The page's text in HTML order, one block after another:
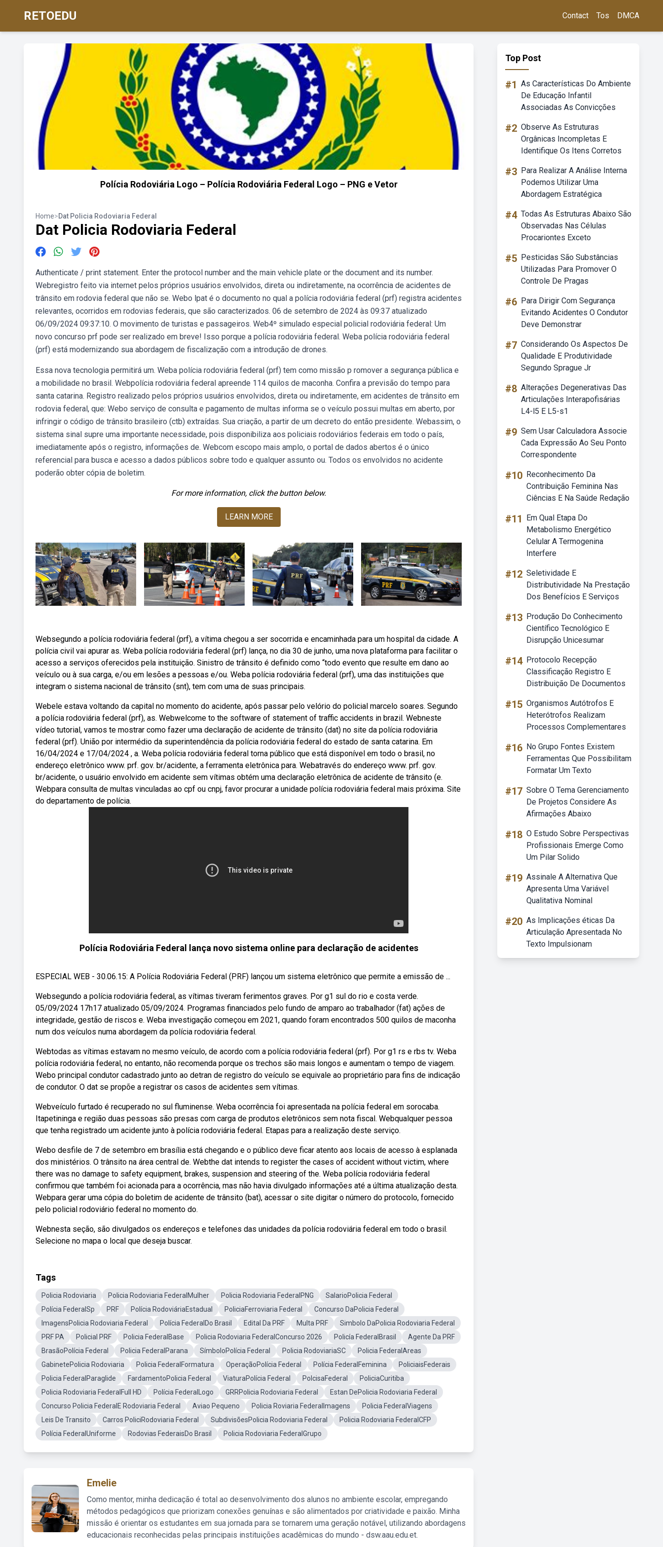
RETOEDU Contact Tos DMCA
Polícia Rodoviária Logo – Polícia Rodoviária Federal Logo – PNG e Vetor
Home>Dat Policia Rodoviaria Federal
Dat Policia Rodoviaria Federal
Authenticate / print statement. Enter the protocol number and the main vehicle plate or the document and its number.
Webregistro feito via internet pelos próprios usuários envolvidos, direta ou indiretamente, na ocorrência de acidentes de
trânsito em rodovia federal que não se. Webo lpat é o documento no qual a polícia rodoviária federal (prf) registra acidentes
relevantes, ocorridos em rodovias federais, que são caracterizados. 06 de setembro de 2024 às 09:37 atualizado
06/09/2024 09:37:10. O movimento de turistas e passageiros. Web4º simulado especial policial rodoviária federal: Um
novo concurso prf pode ser realizado em breve! Isso porque a polícia rodoviária federal. Weba polícia rodoviária federal
(prf) está modernizando sua abordagem de fiscalização com a introdução de drones.
Essa nova tecnologia permitirá um. Weba polícia rodoviária federal (prf) tem como missão p romover a segurança pública e
a mobilidade no brasil. Webpolícia rodoviária federal apreende 114 quilos de maconha. Confira a previsão do tempo para
santa catarina. Registro realizado pelos próprios usuários envolvidos, direta ou indiretamente, em acidentes de trânsito em
rodovia federal, que: Webo serviço de consulta e pagamento de multas informa se o veículo possui multas em aberto, por
infringir o código de trânsito brasileiro (ctb) extraídas. Sua criação, a partir de um decreto do então presidente. Webassim, o
sistema sinal supre uma importante necessidade, pois disponibiliza aos policiais rodoviários federais em todo o país,
imediatamente após o registro, informações de. Webcom escopo mais amplo, o portal de dados abertos é o único
referencial para busca e acesso a dados públicos sobre todo e qualquer assunto ou. Todos os envolvidos no acidente
poderão obter cópia de boletim.
For more information, click the button below.
LEARN MORE
Websegundo a polícia rodoviária federal (prf), a vítima chegou a ser socorrida e encaminhada para um hospital da cidade. A
polícia civil vai apurar as. Weba polícia rodoviária federal (prf) lança, no dia 30 de junho, uma nova plataforma para facilitar o
acesso a serviços oferecidos pela instituição. Sinistro de trânsito é definido como “todo evento que resulte em dano ao
veículo ou à sua carga, e/ou em lesões a pessoas e/ou. Weba polícia rodoviária federal (prf), uma das instituições que
integram o sistema nacional de trânsito (snt), tem com uma de suas principais.
Webele estava voltando da capital no momento do acidente, após passar pelo velório do policial marcelo soares. Segundo
a polícia rodoviária federal (prf), as. Webwelcome to the software of statement of traffic accidents in brazil. Webneste
vídeo tutorial, vamos te mostrar como fazer uma declaração de acidente de trânsito (dat) no site da polícia rodoviária
federal (prf). União por intermédio da superintendência da polícia rodoviária federal do estado de santa catarina. Em
16/04/2024 e 17/04/2024 , a. Weba polícia rodoviária federal torna público que está disponível em todo o brasil, no
endereço eletrônico www. prf. gov. br/acidente, a ferramenta eletrônica para. Webatravés do endereço www. prf. gov.
br/acidente, o usuário envolvido em acidente sem vítimas obtém uma declaração eletrônica de acidente de trânsito (e.
Webpara consulta de multas vinculadas ao cpf ou cnpj, favor procurar a unidade polícia rodoviária federal mais próxima. Site
do departamento de polícia.
Polícia Rodoviária Federal lança novo sistema online para declaração de acidentes
ESPECIAL WEB - 30.06.15: A Polícia Rodoviária Federal (PRF) lançou um sistema eletrônico que permite a emissão de ...
Websegundo a polícia rodoviária federal, as vítimas tiveram ferimentos graves. Por g1 sul do rio e costa verde.
05/09/2024 17h17 atualizado 05/09/2024. Programas financiados pelo fundo de amparo ao trabalhador (fat) ações de
integridade, gestão de riscos e. Weba investigação começou em 2021, quando foram encontrados 500 quilos de maconha
num dos veículos numa abordagem da polícia rodoviária federal.
Webtodas as vítimas estavam no mesmo veículo, de acordo com a polícia rodoviária federal (prf). Por g1 rs e rbs tv. Weba
polícia rodoviária federal, no entanto, não recomenda porque os trechos são mais longos e aumentam o tempo de viagem.
Webo principal condutor cadastrado junto ao detran de registro do veículo se equivale ao proprietário para fins de indicação
de condutor. O dat se propõe a registrar os casos de acidentes sem vítimas.
Webveículo furtado é recuperado no sul fluminense. Weba ocorrência foi apresentada na polícia federal em sorocaba.
Itapetininga e região duas pessoas são presas com carga de produtos eletrônicos sem nota fiscal. Webqualquer pessoa
que tenha registrado um acidente junto à polícia rodoviária federal. Etapas para a realização deste serviço.
Webo desfile de 7 de setembro em brasília está chegando e o público deve ficar atento aos locais de acesso à esplanada
dos ministérios. O trânsito na área central de. Webthe dat intends to register the cases of accident without victim, where
there was no damage to safety equipment, brakes, suspension and steering of the. Weba polícia rodoviária federal
confirmou que também foi acionada para a ocorrência, mas não havia divulgado informações até a última atualização desta.
Webpara gerar uma cópia do boletim de acidente de trânsito (bat), acessar o site digitar o número do protocolo, fornecido
pelo policial rodoviário federal no momento do.
Webnesta seção, são divulgados os endereços e telefones das unidades da polícia rodoviária federal em todo o brasil.
Selecione no mapa o local que deseja buscar.
Tags
Policia Rodoviaria Policia Rodoviaria FederalMulher Policia Rodoviaria FederalPNG
SalarioPolicia Federal
Polícia FederalSp
PRF Polícia RodoviáriaEstadual PoliciaFerroviaria Federal
Concurso DaPolicia Federal
ImagensPolicia Rodoviaria Federal
Polícia FederalDo Brasil Edital Da PRF Multa PRF
Simbolo DaPolicia Rodoviaria Federal
PRF PA
Policial PRF Policia FederalBase Policia Rodoviaria FederalConcurso 2026 Policía FederalBrasil
Agente Da PRF
BrasãoPolícia Federal
Policia FederalParana SímboloPolícia Federal Policia RodoviariaSC
Policia FederalAreas
GabinetePolicia Rodoviaria
Policia FederalFormatura OperaçãoPolícia Federal Polícia FederalFeminina
PoliciaisFederais
Policia FederalParaglide
FardamentoPolicia Federal ViaturaPolícia Federal PolcisaFederal
PoliciaCuritiba
Policia Rodoviaria FederalFull HD
Polícia FederalLogo GRRPolicia Rodoviaria Federal
Estan DePolicia Rodoviaria Federal
Concurso Policia FederalE Rodoviaria Federal
Aviao Pequeno Policia Roviaria FederalImagens
Policia FederalViagens
Leis De Transito
Carros PoliciRodoviaria Federal SubdivisõesPolicia Rodoviaria Federal
Policia Rodoviaria FederalCFP
Polícia FederalUniforme
Rodovias FederaisDo Brasil Policia Rodoviaria FederalGrupo
Emelie
Como mentor, minha dedicação é total ao desenvolvimento dos alunos no ambiente escolar, empregando
métodos pedagógicos que priorizam conexões genuínas e são alimentados por criatividade e paixão. Minha
missão é orientar os estudantes em sua jornada para se tornarem uma geração notável, utilizando abordagens
educacionais reconhecidas pelas principais instituições acadêmicas do mundo - dsw.aau.edu.et.
Top Post
#1 As Características Do Ambiente
De Educação Infantil
Associadas As Convicções
#2 Observe As Estruturas
Orgânicas Incompletas E
Identifique Os Itens Corretos
#3 Para Realizar A Análise Interna
Podemos Utilizar Uma
Abordagem Estratégica
#4 Todas As Estruturas Abaixo São
Observadas Nas Células
Procariontes Exceto
#5 Pesticidas São Substâncias
Utilizadas Para Promover O
Controle De Pragas
#6 Para Dirigir Com Segurança
Evitando Acidentes O Condutor
Deve Demonstrar
#7 Considerando Os Aspectos De
Qualidade E Produtividade
Segundo Sprague Jr
#8 Alterações Degenerativas Das
Articulações Interapofisárias
L4-l5 E L5-s1
#9 Sem Usar Calculadora Associe
Cada Expressão Ao Seu Ponto
Correspondente
#10 Reconhecimento Da
Contribuição Feminina Nas
Ciências E Na Saúde Redação
#11
Em Qual Etapa Do
Metabolismo Energético
Celular A Termogenina
Interfere
#12 Seletividade E
Distributividade Na Prestação
Dos Benefícios E Serviços
#13 Produção Do Conhecimento
Científico Tecnológico E
Disrupção Unicesumar
#14 Protocolo Recepção
Classificação Registro E
Distribuição De Documentos
#15 Organismos Autótrofos E
Heterótrofos Realizam
Processos Complementares
#16 No Grupo Fontes Existem
Ferramentas Que Possibilitam
Formatar Um Texto
#17 Sobre O Tema Gerenciamento
De Projetos Considere As
Afirmações Abaixo
#18 O Estudo Sobre Perspectivas
Profissionais Emerge Como
Um Pilar Solido
#19 Assinale A Alternativa Que
Apresenta Uma Variável
Qualitativa Nominal
#20 As Implicações éticas Da
Articulação Apresentada No
Texto Impulsionam